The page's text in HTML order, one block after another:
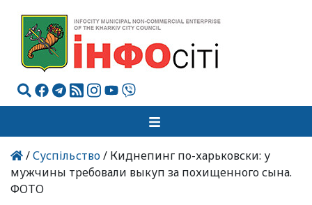
/Суспільство/ Киднепинг по-харьковски: у
мужчины требовали выкуп за похищенного сына.
ФОТО